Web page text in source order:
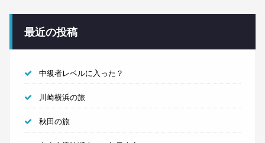
最近の投稿
中級者レベルに入った？
川崎横浜の旅
秋田の旅